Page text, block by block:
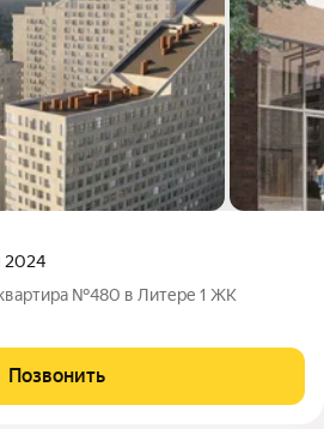
2024
№480 в Литере 1 ЖК
Позвонить